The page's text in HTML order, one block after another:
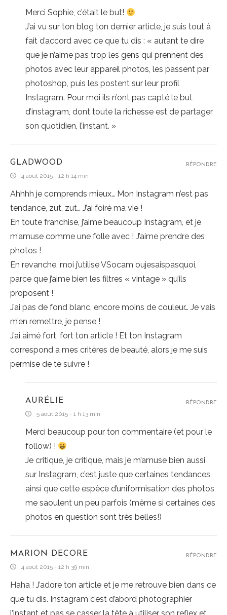
Merci Sophie, c’était le but!
J’ai vu sur ton blog ton dernier article, je suis tout à
fait d’accord avec ce que tu dis : « autant te dire
que je n’aime pas trop les gens qui prennent des
photos avec leur appareil photos, les passent par
photoshop, puis les postent sur leur profil
Instagram. Pour moi ils n’ont pas capté le but
d’instagram, dont toute la richesse est de partager
son quotidien, l’instant. »
GLADWOOD
4 août 2015 - 12 h 14 min
Ahhhh je comprends mieux… Mon Instagram n’est pas
tendance, zut, zut… J’ai foiré ma vie !
En toute franchise, j’aime beaucoup Instagram, et je
m’amuse comme une folle avec ! J’aime prendre des
photos !
En revanche, moi j’utilise VSocam oujesaispasquoi,
parce que j’aime bien les filtres « vintage » qu’ils
proposent !
J’ai pas de fond blanc, encore moins de couleur… Je vais
m’en remettre, je pense !
J’ai aimé fort, fort ton article ! Et ton Instagram
correspond a mes critères de beauté, alors je me suis
permise de te suivre !
RÉPONDRE
AURÉLIE
5 août 2015 - 1 h 13 min
Merci beaucoup pour ton commentaire (et pour le
follow) !
Je critique, je critique, mais je m’amuse bien aussi
sur Instagram, c’est juste que certaines tendances
ainsi que cette espèce d’uniformisation des photos
me saoulent un peu parfois (même si certaines des
photos en question sont très belles!)
RÉPONDRE
MARION DECORE
4 août 2015 - 12 h 39 min
Haha ! J’adore ton article et je me retrouve bien dans ce
que tu dis. Instagram c’est d’abord photographier
RÉPONDRE